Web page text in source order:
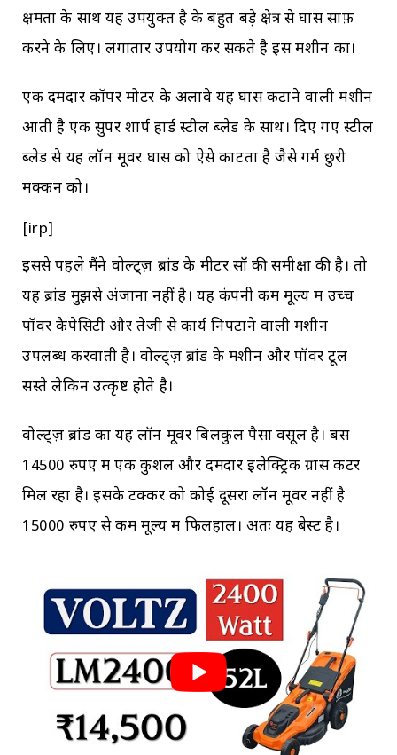
क्षमता के साथ यह उपयुक्त है के बहुत बड़े क्षेत्र से घास साफ़
करने के लिए। लगातार उपयोग कर सकते है इस मशीन का।
एक दमदार कॉपर मोटर के अलावे यह घास कटाने वाली मशीन
आती है एक सुपर शार्प हार्ड स्टील ब्लेड के साथ। दिए गए स्टील
ब्लेड से यह लॉन मूवर घास को ऐसे काटता है जैसे गर्म छुरी
मक्कन को।
[irp]
इससे पहले मैंने वोल्ट्ज़ ब्रांड के मीटर सॉ की समीक्षा की है। तो
यह ब्रांड मुझसे अंजाना नहीं है। यह कंपनी कम मूल्य में उच्च
पॉवर कैपेसिटी और तेजी से कार्य निपटाने वाली मशीन
उपलब्ध करवाती है। वोल्ट्ज़ ब्रांड के मशीन और पॉवर टूल
सस्ते लेकिन उत्कृष्ट होते है।
वोल्ट्ज़ ब्रांड का यह लॉन मूवर बिलकुल पैसा वसूल है। बस
14500 रुपए में एक कुशल और दमदार इलेक्ट्रिक ग्रास कटर
मिल रहा है। इसके टक्कर को कोई दूसरा लॉन मूवर नहीं है
15000 रुपए से कम मूल्य में फिलहाल। अतः यह बेस्ट है।